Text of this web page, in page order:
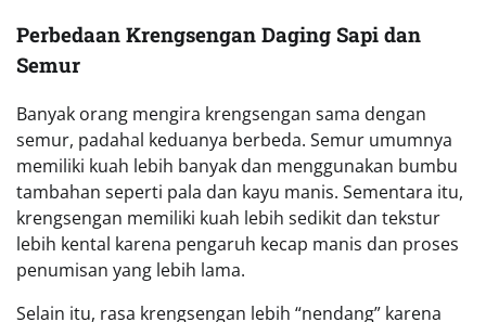
Perbedaan Krengsengan Daging Sapi dan
Semur
Banyak orang mengira krengsengan sama dengan
semur, padahal keduanya berbeda. Semur umumnya
memiliki kuah lebih banyak dan menggunakan bumbu
tambahan seperti pala dan kayu manis. Sementara itu,
krengsengan memiliki kuah lebih sedikit dan tekstur
lebih kental karena pengaruh kecap manis dan proses
penumisan yang lebih lama.
Selain itu, rasa krengsengan lebih “nendang” karena